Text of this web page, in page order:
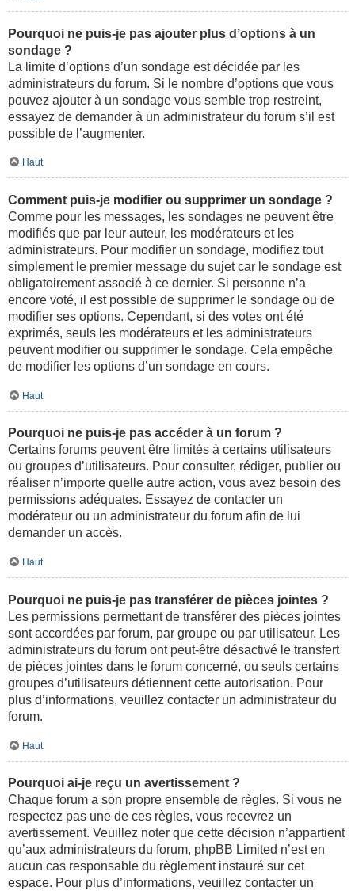
Pourquoi ne puis-je pas ajouter plus d’options à un
sondage ?
La limite d’options d’un sondage est décidée par les
administrateurs du forum. Si le nombre d’options que vous
pouvez ajouter à un sondage vous semble trop restreint,
essayez de demander à un administrateur du forum s’il est
possible de l’augmenter.
Haut
Comment puis-je modifier ou supprimer un sondage ?
Comme pour les messages, les sondages ne peuvent être
modifiés que par leur auteur, les modérateurs et les
administrateurs. Pour modifier un sondage, modifiez tout
simplement le premier message du sujet car le sondage est
obligatoirement associé à ce dernier. Si personne n’a
encore voté, il est possible de supprimer le sondage ou de
modifier ses options. Cependant, si des votes ont été
exprimés, seuls les modérateurs et les administrateurs
peuvent modifier ou supprimer le sondage. Cela empêche
de modifier les options d’un sondage en cours.
Haut
Pourquoi ne puis-je pas accéder à un forum ?
Certains forums peuvent être limités à certains utilisateurs
ou groupes d’utilisateurs. Pour consulter, rédiger, publier ou
réaliser n’importe quelle autre action, vous avez besoin des
permissions adéquates. Essayez de contacter un
modérateur ou un administrateur du forum afin de lui
demander un accès.
Haut
Pourquoi ne puis-je pas transférer de pièces jointes ?
Les permissions permettant de transférer des pièces jointes
sont accordées par forum, par groupe ou par utilisateur. Les
administrateurs du forum ont peut-être désactivé le transfert
de pièces jointes dans le forum concerné, ou seuls certains
groupes d’utilisateurs détiennent cette autorisation. Pour
plus d’informations, veuillez contacter un administrateur du
forum.
Haut
Pourquoi ai-je reçu un avertissement ?
Chaque forum a son propre ensemble de règles. Si vous ne
respectez pas une de ces règles, vous recevrez un
avertissement. Veuillez noter que cette décision n’appartient
qu’aux administrateurs du forum, phpBB Limited n’est en
aucun cas responsable du règlement instauré sur cet
espace. Pour plus d’informations, veuillez contacter un